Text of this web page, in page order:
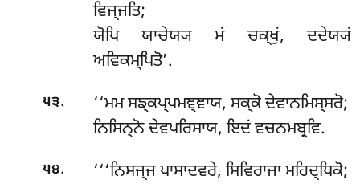
ਵਿਜ੍ਜਤਿ;
ਯੋਪਿ ਯਾਚੇਯ੍ਯ ਮਂ ਚਕ੍ਖੁਂ, ਦਦੇਯ੍ਯਂ
ਅਵਿਕਮ੍ਪਿਤੋ’.
੫੩.
‘‘ਮਮ ਸਙ੍ਕਪ੍ਪਮਞ੍ਞਾਯ, ਸਕ੍ਕੋ ਦੇਵਾਨਮਿਸ੍ਸਰੋ;
ਨਿਸਿਨ੍ਨੋ ਦੇਵਪਰਿਸਾਯ, ਇਦਂ ਵਚਨਮਬ੍ਰਵਿ.
੫੪. ‘‘‘ਨਿਸਜ੍ਜਪਾਸਾਦਵਰੇ, ਸਿਵਿਰਾਜਾ ਮਹਿਦ੍ਧਿਕੋ;